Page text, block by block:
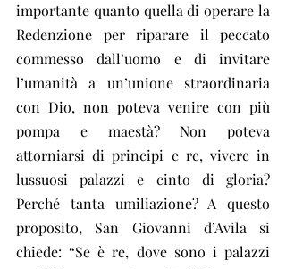
importante quanto quella di operare la
Redenzione per riparare il peccato
commesso dall’uomo e di invitare
l’umanità a un’unione straordinaria
con Dio, non poteva venire con più
pompa e maestà? Non poteva
attorniarsi di principi e re, vivere in
lussuosi palazzi e cinto di gloria?
Perché tanta umiliazione? A questo
proposito, San Giovanni d’Avila si
chiede: “Se è re, dove sono i palazzi